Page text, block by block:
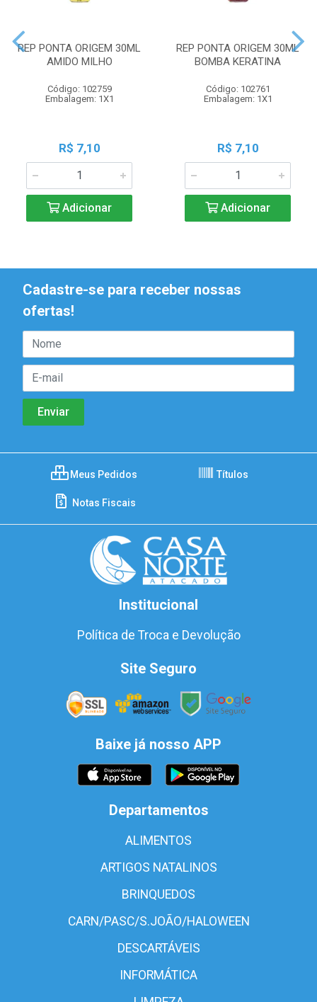
REP PONTA ORIGEM 30ML
AMIDO MILHO
Código: 102759
Embalagem: 1X1
R$ 7,10
Adicionar
REP PONTA ORIGEM 30ML
BOMBA KERATINA
Código: 102761
Embalagem: 1X1
R$ 7,10
Adicionar
Cadastre-se para receber nossas
ofertas!
Meus Pedidos Títulos
Notas Fiscais
Institucional
Política de Troca e Devolução
Site Seguro
Baixe já nosso APP
Departamentos
ALIMENTOS
ARTIGOS NATALINOS
BRINQUEDOS
CARN/PASC/S.JOÃO/HALOWEEN
DESCARTÁVEIS
INFORMÁTICA